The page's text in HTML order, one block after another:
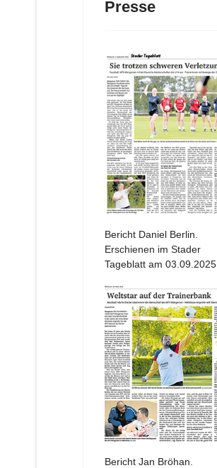
Presse
Bericht Daniel Berlin.
Erschienen im Stader
Tageblatt am 03.09.2025.
Bericht Jan Bröhan.